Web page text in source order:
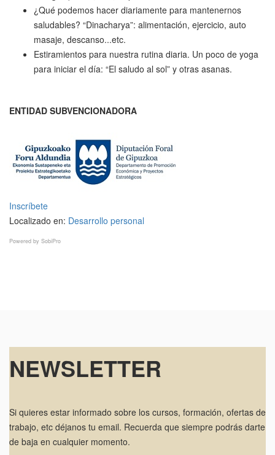
¿Qué podemos hacer diariamente para mantenernos
saludables? “Dinacharya”: alimentación, ejercicio, auto
masaje, descanso...etc.
Estiramientos para nuestra rutina diaria. Un poco de yoga
para iniciar el día: “El saludo al sol” y otras asanas.
ENTIDAD SUBVENCIONADORA
Inscríbete
Localizado en: Desarrollo personal
Powered by SobiPro
NEWSLETTER
Si quieres estar informado sobre los cursos, formación, ofertas de
trabajo, etc déjanos tu email. Recuerda que siempre podrás darte
de baja en cualquier momento.